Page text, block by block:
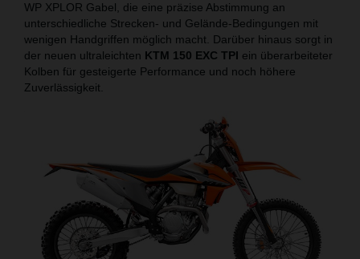
WP XPLOR Gabel, die eine präzise Abstimmung an
unterschiedliche Strecken- und Gelände-Bedingungen mit
wenigen Handgriffen möglich macht. Darüber hinaus sorgt in
der neuen ultraleichten KTM 150 EXC TPI ein überarbeiteter
Kolben für gesteigerte Performance und noch höhere
Zuverlässigkeit.